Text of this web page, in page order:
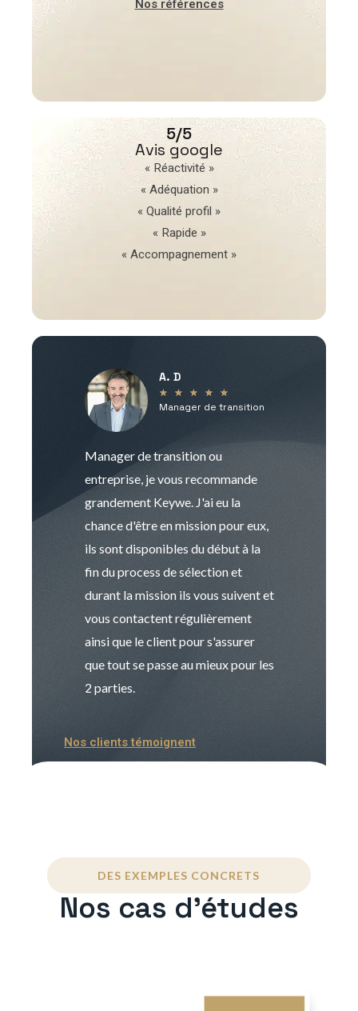
Nos références
5/5
Avis google
« Réactivité »
« Adéquation »
« Qualité profil »
« Rapide »
« Accompagnement »
A. D
★ ★ ★ ★ ★
Manager de transition
Manager de transition ou
entreprise, je vous recommande
grandement Keywe. J'ai eu la
chance d'être en mission pour eux,
ils sont disponibles du début à la
fin du process de sélection et
durant la mission ils vous suivent et
vous contactent régulièrement
ainsi que le client pour s'assurer
que tout se passe au mieux pour les
2 parties.
Nos clients témoignent
DES EXEMPLES CONCRETS
Nos cas d'études